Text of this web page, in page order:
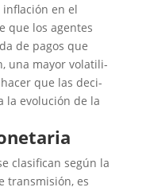
en el
que los agentes
de pagos que
una ma­yor vo­la­ti­li­
que las de­ci­
la evo­lu­ción de la
clasifican según la
transmisión, es